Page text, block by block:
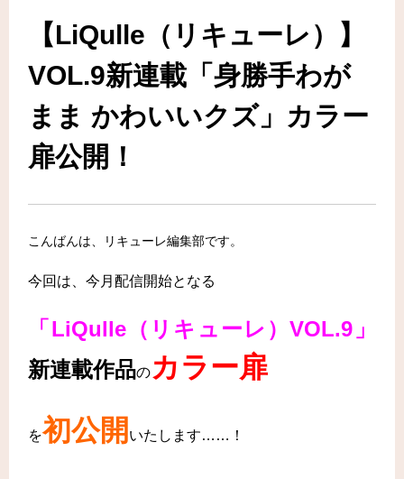
【LiQulle（リキューレ）】
VOL.9新連載「身勝手わが
まま かわいいクズ」カラー
扉公開！
こんばんは、リキューレ編集部です。
今回は、今月配信開始となる
「LiQulle（リキューレ）VOL.9」
新連載作品の カラー扉
を初公開 いたします…… ！